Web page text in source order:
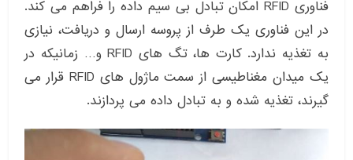
فناوری RFID امکان تبادل بی سیم داده را فراهم می کند.
در این فناوری یک طرف از پروسه ارسال و دریافت، نیازی
به تغذیه ندارد. کارت ها، تگ های RFID و… زمانیکه در
یک میدان مغناطیسی از سمت ماژول های RFID قرار می
گیرند، تغذیه شده و به تبادل داده می پردازند.